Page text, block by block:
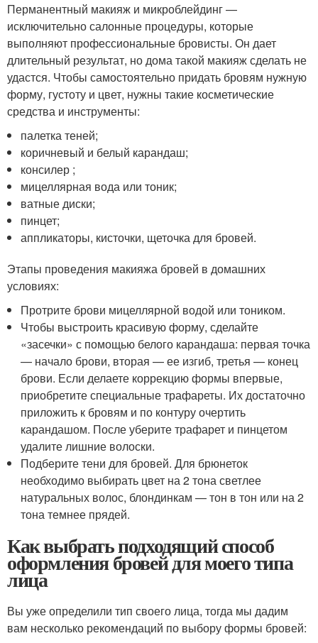
Перманентный макияж и микроблейдинг —
исключительно салонные процедуры, которые
выполняют профессиональные бровисты. Он дает
длительный результат, но дома такой макияж сделать не
удастся. Чтобы самостоятельно придать бровям нужную
форму, густоту и цвет, нужны такие косметические
средства и инструменты:
палетка теней;
коричневый и белый карандаш;
консилер ;
мицеллярная вода или тоник;
ватные диски;
пинцет;
аппликаторы, кисточки, щеточка для бровей.
Этапы проведения макияжа бровей в домашних
условиях:
Протрите брови мицеллярной водой или тоником.
Чтобы выстроить красивую форму, сделайте
«засечки» с помощью белого карандаша: первая точка
— начало брови, вторая — ее изгиб, третья — конец
брови. Если делаете коррекцию формы впервые,
приобретите специальные трафареты. Их достаточно
приложить к бровям и по контуру очертить
карандашом. После уберите трафарет и пинцетом
удалите лишние волоски.
Подберите тени для бровей. Для брюнеток
необходимо выбирать цвет на 2 тона светлее
натуральных волос, блондинкам — тон в тон или на 2
тона темнее прядей.
Как выбрать подходящий способ
оформления бровей для моего типа
лица
Вы уже определили тип своего лица, тогда мы дадим
вам несколько рекомендаций по выбору формы бровей: